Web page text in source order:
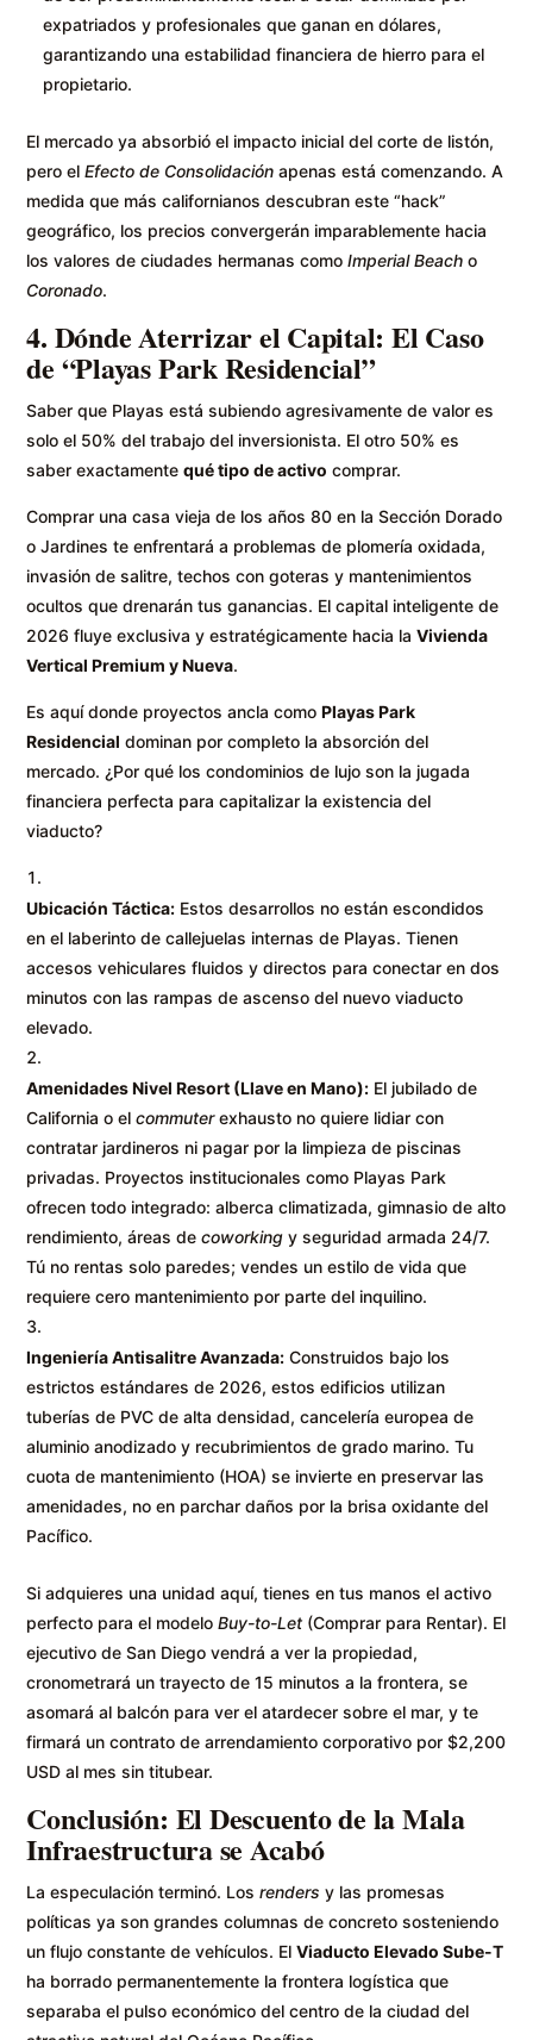
expatriados y profesionales que ganan en dólares,
garantizando una estabilidad financiera de hierro para el
propietario.
El mercado ya absorbió el impacto inicial del corte de listón,
pero elEfecto de Consolidación apenas está comenzando. A
medida que más californianos descubran este “hack”
geográfico, los precios convergerán imparablemente hacia
los valores de ciudades hermanas comoImperial Beach o
Coronado.
4. Dónde Aterrizar el Capital: El Caso
de “Playas Park Residencial”
Saber que Playas está subiendo agresivamente de valor es
solo el 50% del trabajo del inversionista. El otro 50% es
saber exactamentequé tipo de activo comprar.
Comprar una casa vieja de los años 80 en la Sección Dorado
o Jardines te enfrentará a problemas de plomería oxidada,
invasión de salitre, techos con goteras y mantenimientos
ocultos que drenarán tus ganancias. El capital inteligente de
2026 fluye exclusiva y estratégicamente hacia laVivienda
Vertical Premium y Nueva.
Es aquí donde proyectos ancla comoPlayas Park
Residencial dominan por completo la absorción del
mercado. ¿Por qué los condominios de lujo son la jugada
financiera perfecta para capitalizar la existencia del
viaducto?
Ubicación Táctica: Estos desarrollos no están escondidos
en el laberinto de callejuelas internas de Playas. Tienen
accesos vehiculares fluidos y directos para conectar en dos
minutos con las rampas de ascenso del nuevo viaducto
elevado.
Amenidades Nivel Resort (Llave en Mano): El jubilado de
California o elcommuterexhausto no quiere lidiar con
contratar jardineros ni pagar por la limpieza de piscinas
privadas. Proyectos institucionales como Playas Park
ofrecen todo integrado: alberca climatizada, gimnasio de alto
rendimiento, áreas decoworking y seguridad armada 24/7.
Tú no rentas solo paredes; vendes un estilo de vida que
requiere cero mantenimiento por parte del inquilino.
Ingeniería Antisalitre Avanzada: Construidos bajo los
estrictos estándares de 2026, estos edificios utilizan
tuberías de PVC de alta densidad, cancelería europea de
aluminio anodizado y recubrimientos de grado marino. Tu
cuota de mantenimiento (HOA) se invierte en preservar las
amenidades, no en parchar daños por la brisa oxidante del
Pacífico.
Si adquieres una unidad aquí, tienes en tus manos el activo
perfecto para el modeloBuy-to-Let (Comprar para Rentar). El
ejecutivo de San Diego vendrá a ver la propiedad,
cronometrará un trayecto de 15 minutos a la frontera, se
asomará al balcón para ver el atardecer sobre el mar, y te
firmará un contrato de arrendamiento corporativo por $2,200
USD al mes sin titubear.
Conclusión: El Descuento de la Mala
Infraestructura se Acabó
La especulación terminó. Losrenders y las promesas
políticas ya son grandes columnas de concreto sosteniendo
un flujo constante de vehículos. ElViaducto Elevado Sube-T
ha borrado permanentemente la frontera logística que
separaba el pulso económico del centro de la ciudad del